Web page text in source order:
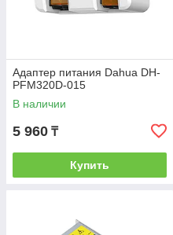
Адаптер питания Dahua DH-
PFM320D-015
В наличии
5 960 ₸
Купить